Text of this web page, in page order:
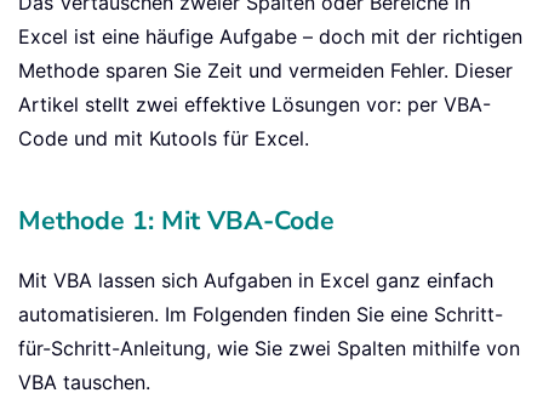
Excel ist eine häufige Aufgabe – doch mit der richtigen
Methode sparen Sie Zeit und vermeiden Fehler. Dieser
Artikel stellt zwei effektive Lösungen vor: per VBA-
Code und mit Kutools für Excel.
Methode 1: Mit VBA-Code
Mit VBA lassen sich Aufgaben in Excel ganz einfach
automatisieren. Im Folgenden finden Sie eine Schritt-
für-Schritt-Anleitung, wie Sie zwei Spalten mithilfe von
VBA tauschen.